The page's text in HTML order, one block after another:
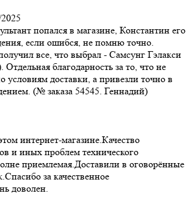
попался в магазине, Константин его
если ошибся, не помню точно.
все, что выбрал - Самсунг Гэлакси
благодарность за то, что не
условиям доставки, а привезли точно в
(№ заказа 54545. Геннадий)
интернет-магазине.Качество
и иных проблем технического
приемлемая.Доставили в оговорённые
за качественное
доволен.